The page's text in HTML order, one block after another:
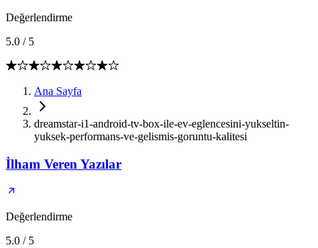
Değerlendirme
5.0 / 5
Ana Sayfa
dreamstar-i1-android-tv-box-ile-ev-eglencesini-yukseltin-
yuksek-performans-ve-gelismis-goruntu-kalitesi
İlham Veren Yazılar
Değerlendirme
5.0 / 5